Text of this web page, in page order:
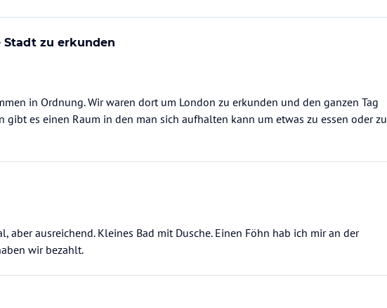
Stadt zu erkunden
in Ordnung. Wir waren dort um London zu erkunden und den ganzen Tag
gibt es einen Raum in den man sich aufhalten kann um etwas zu essen oder zu
aber ausreichend. Kleines Bad mit Dusche. Einen Föhn hab ich mir an der
wir bezahlt.